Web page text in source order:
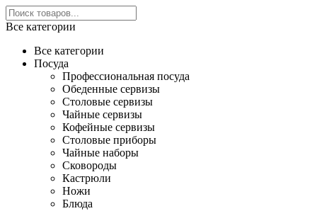
Все категории
Все категории
Посуда
Профессиональная посуда
Обеденные сервизы
Столовые сервизы
Чайные сервизы
Кофейные сервизы
Столовые приборы
Чайные наборы
Сковороды
Кастрюли
Ножи
Блюда